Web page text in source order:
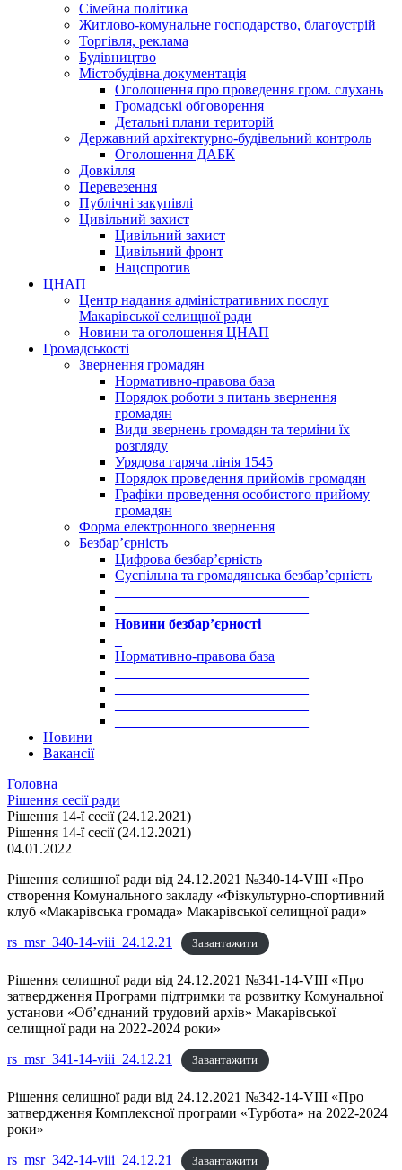
Сімейна політика
Житлово-комунальне господарство, благоустрій
Торгівля, реклама
Будівництво
Містобудівна документація
Оголошення про проведення гром. слухань
Громадські обговорення
Детальні плани територій
Державний архітектурно-будівельний контроль
Оголошення ДАБК
Довкілля
Перевезення
Публічні закупівлі
Цивільний захист
Цивільний захист
Цивільний фронт
Нацспротив
ЦНАП
Центр надання адміністративних послуг
Макарівської селищної ради
Новини та оголошення ЦНАП
Громадськості
Звернення громадян
Нормативно-правова база
Порядок роботи з питань звернення
громадян
Види звернень громадян та терміни їх
розгляду
Урядова гаряча лінія 1545
Порядок проведення прийомів громадян
Графіки проведення особистого прийому
громадян
Форма електронного звернення
Безбар’єрність
Цифрова безбар’єрність
Суспільна та громадянська безбар’єрність
Новини безбар’єрності
Нормативно-правова база
Новини
Вакансії
Головна
Рішення сесії ради
Рішення 14-ї сесії (24.12.2021)
Рішення 14-ї сесії (24.12.2021)
04.01.2022
Рішення селищної ради від 24.12.2021 №340-14-VIII «Про
створення Комунального закладу «Фізкультурно-спортивний
клуб «Макарівська громада» Макарівської селищної ради»
rs_msr_340-14-viii_24.12.21
Завантажити
Рішення селищної ради від 24.12.2021 №341-14-VIII «Про
затвердження Програми підтримки та розвитку Комунальної
установи «Об’єднаний трудовий архів» Макарівської
селищної ради на 2022-2024 роки»
rs_msr_341-14-viii_24.12.21
Завантажити
Рішення селищної ради від 24.12.2021 №342-14-VIII «Про
затвердження Комплексної програми «Турбота» на 2022-2024
роки»
rs_msr_342-14-viii_24.12.21
Завантажити